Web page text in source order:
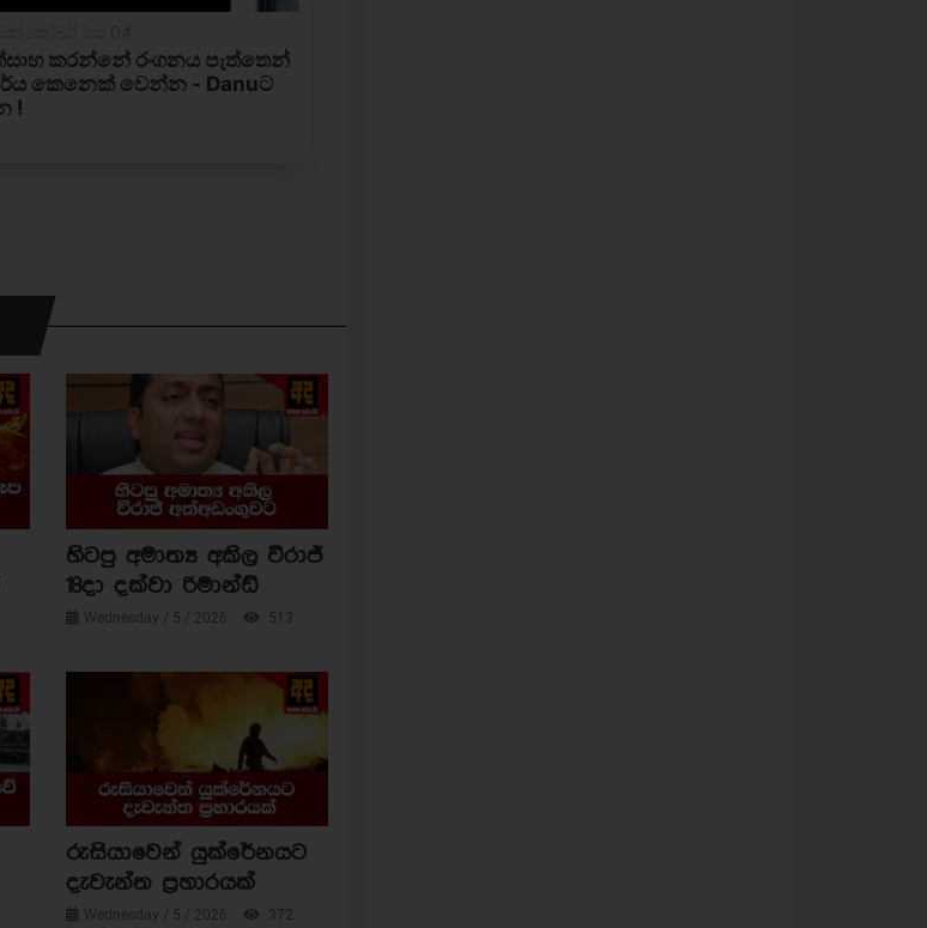
හිටපු අමාත්‍ය අකිල විරාජ්
18දා දක්වා රිමාන්ඩ්
Wednesday / 5 / 2026 513
රුසියාවෙන් යුක්රේනයට
දැවැන්ත ප්‍රහාරයක්
Wednesday / 5 / 2026 372